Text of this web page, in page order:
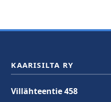
KAARISILTA RY
Villähteentie 458